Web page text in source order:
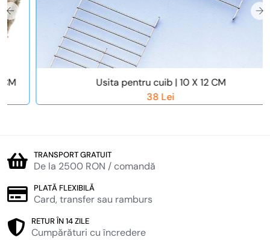
Usita pentru cuib | 10 X 12 CM
38 Lei
TRANSPORT GRATUIT
De la 2500 RON / comandă
PLATĂ FLEXIBILĂ
Card, transfer sau ramburs
RETUR ÎN 14 ZILE
Cumpărături cu încredere